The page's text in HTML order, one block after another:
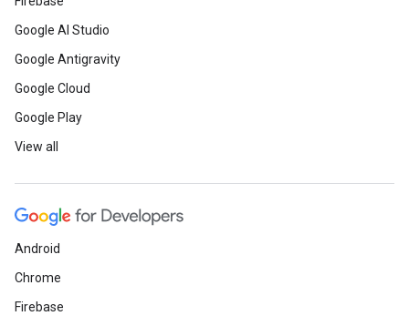
Google AI Studio
Google Antigravity
Google Cloud
Google Play
View all
Android
Chrome
Firebase